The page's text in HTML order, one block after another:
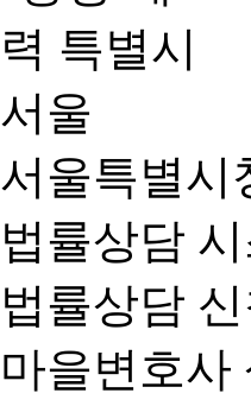
서울특별시
법률상담
법률상담
마을변호사